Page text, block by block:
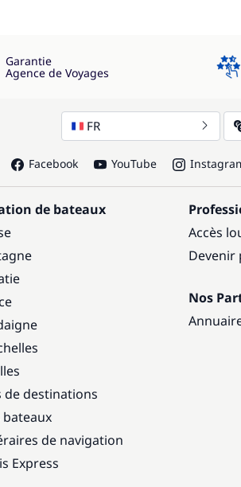
Garantie
Agence de Voyages
4.3
FR
Facebook YouTube
de bateaux
de destinations
bateaux
de navigation
Express
Accès
Devenir
Nos